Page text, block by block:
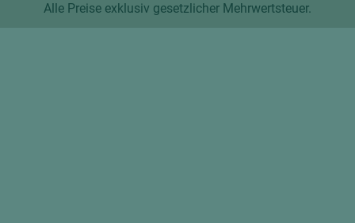
Alle Preise exklusiv gesetzlicher Mehrwertsteuer.